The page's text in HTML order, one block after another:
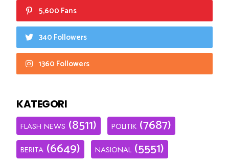
5,600 Fans
340 Followers
1360 Followers
KATEGORI
FLASH NEWS (8511) POLITIK (7687)
BERITA (6649) NASIONAL (5551)